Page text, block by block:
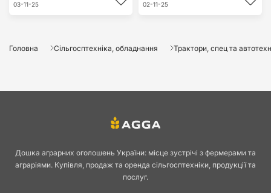
03-11-25
02-11-25
Головна Сільгосптехніка, обладнання Трактори, спец та
Дошка аграрних оголошень України: місце зустрічі з фермерами та
аграріями. Купівля, продаж та оренда сільгосптехніки, продукції та
послуг.